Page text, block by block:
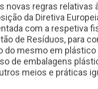
novas regras relativas
da Diretiva
com a respetiva
de Resíduos, para
do mesmo em
de embalagens
meios e práticas